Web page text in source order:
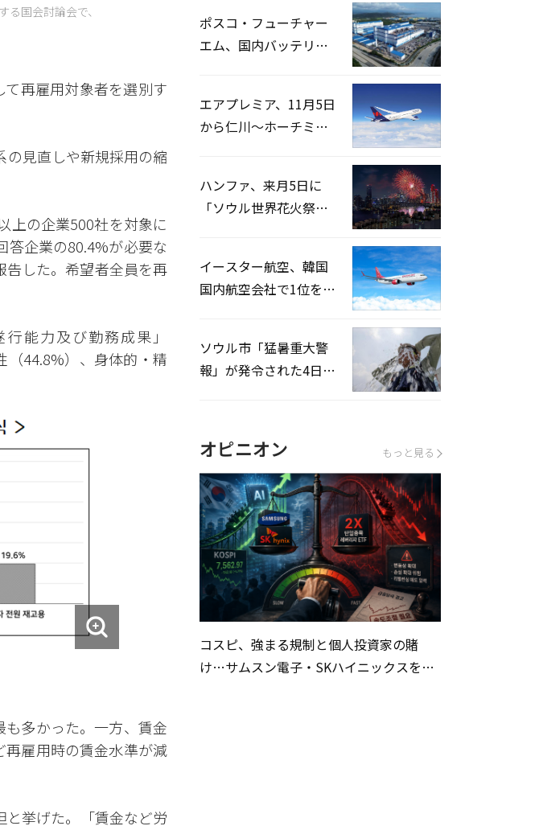
国会討論会で、
再雇用対象者を選別す
の見直しや新規採用の縮
上の企業500社を対象に
答企業の80.4%が必要な
告した。希望者全員を再
能力及び勤務成果」
（44.8%）、身体的・精
多かった。一方、賃金
雇用時の賃金水準が減
挙げた。「賃金など労
ポスコ・フューチャー
エム、国内バッテリー
エアプレミア、11月5日
から仁川〜ホーチミン
ハンファ、来月5日に
「ソウル世界花火祭り
イースター航空、韓国
国内航空会社で1位を記
ソウル市「猛暑重大警
報」が発令された4日、
オピニオン もっと見る
コスピ、強まる規制と個人投資家の賭
け…サムスン電子・SKハイニックスを巡